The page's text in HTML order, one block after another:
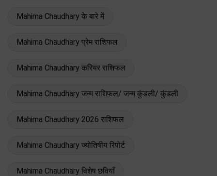
Mahima Chaudhary के बारे में
Mahima Chaudhary प्रेम राशिफल
Mahima Chaudhary करियर राशिफल
Mahima Chaudhary जन्म राशिफल/ जन्म कुंडली/ कुंडली
Mahima Chaudhary 2026 राशिफल
Mahima Chaudhary ज्योतिषीय रिपोर्ट
Mahima Chaudhary विशेष छवियाँ